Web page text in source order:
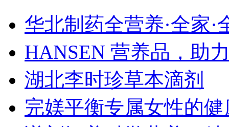
华北制药全营养·全家·
​HANSEN 营养品，助
湖北李时珍草本滴剂
完媄平衡专属女性的